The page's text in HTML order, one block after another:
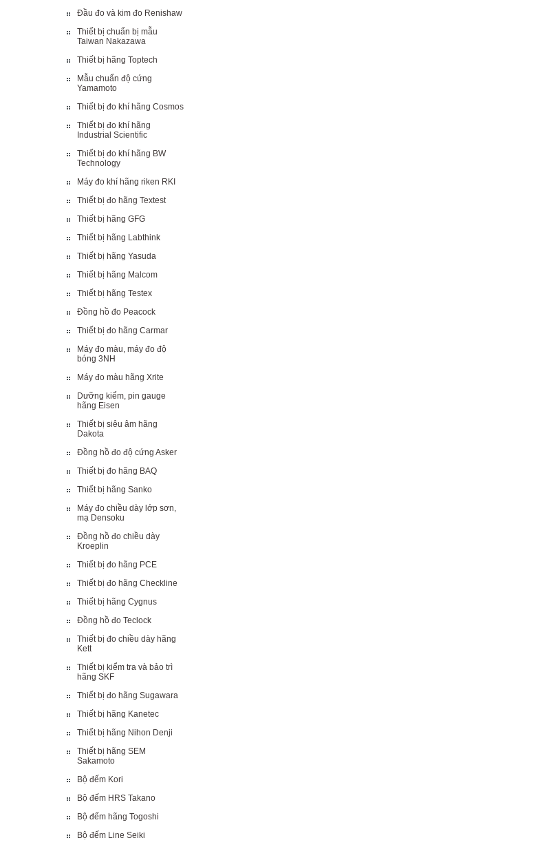
Đầu đo và kim đo Renishaw
Thiết bị chuẩn bị mẫu
Taiwan Nakazawa
Thiết bị hãng Toptech
Mẫu chuẩn độ cứng
Yamamoto
Thiết bị đo khí hãng Cosmos
Thiết bị đo khí hãng
Industrial Scientific
Thiết bị đo khí hãng BW
Technology
Máy đo khí hãng riken RKI
Thiết bị đo hãng Textest
Thiết bị hãng GFG
Thiết bị hãng Labthink
Thiết bị hãng Yasuda
Thiết bị hãng Malcom
Thiết bị hãng Testex
Đồng hồ đo Peacock
Thiết bị đo hãng Carmar
Máy đo màu, máy đo độ
bóng 3NH
Máy đo màu hãng Xrite
Dưỡng kiểm, pin gauge
hãng Eisen
Thiết bị siêu âm hãng
Dakota
Đồng hồ đo độ cứng Asker
Thiết bị đo hãng BAQ
Thiết bị hãng Sanko
Máy đo chiều dày lớp sơn,
mạ Densoku
Đồng hồ đo chiều dày
Kroeplin
Thiết bị đo hãng PCE
Thiết bị đo hãng Checkline
Thiết bị hãng Cygnus
Đồng hồ đo Teclock
Thiết bị đo chiều dày hãng
Kett
Thiết bị kiểm tra và bảo trì
hãng SKF
Thiết bị đo hãng Sugawara
Thiết bị hãng Kanetec
Thiết bị hãng Nihon Denji
Thiết bị hãng SEM
Sakamoto
Bộ đếm Kori
Bộ đếm HRS Takano
Bộ đếm hãng Togoshi
Bộ đếm Line Seiki